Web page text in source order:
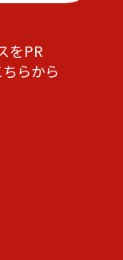
をPR
らから